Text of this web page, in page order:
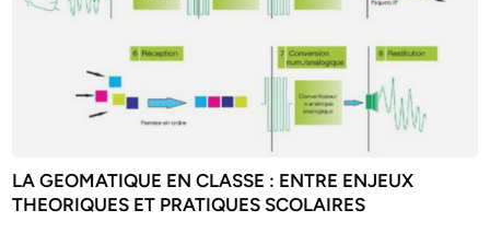
LA GEOMATIQUE EN CLASSE : ENTRE ENJEUX
THEORIQUES ET PRATIQUES SCOLAIRES